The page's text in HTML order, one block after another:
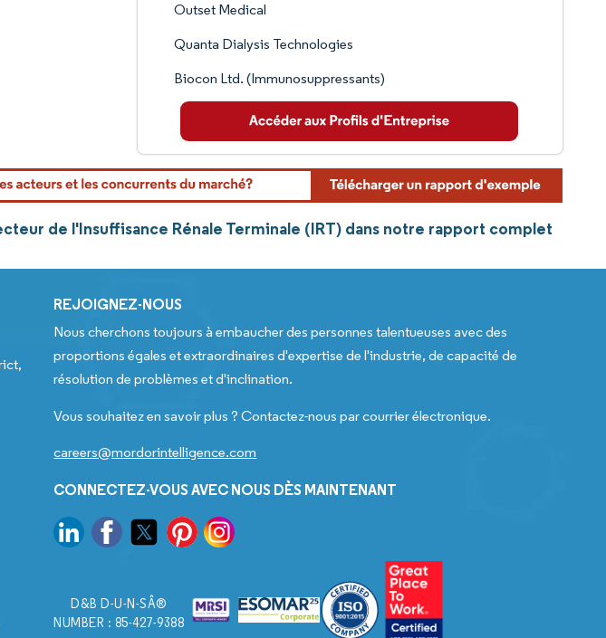
Outset Medical
Quanta Dialysis Technologies
Biocon Ltd. (Immunosuppressants)
de l'Insuffisance Rénale Terminale (IRT) dans notre rapport complet
REJOIGNEZ-NOUS
Nous cherchons toujours à embaucher des personnes talentueuses avec des
proportions égales et extraordinaires d'expertise de l'industrie, de capacité de
résolution de problèmes et d'inclination.
Vous souhaitez en savoir plus ? Contactez-nous par courrier électronique.
careers@mordorintelligence.com
CONNECTEZ-VOUS AVEC NOUS DÈS MAINTENANT
D&B D-U-N-SÂ®
NUMBER : 85-427-9388